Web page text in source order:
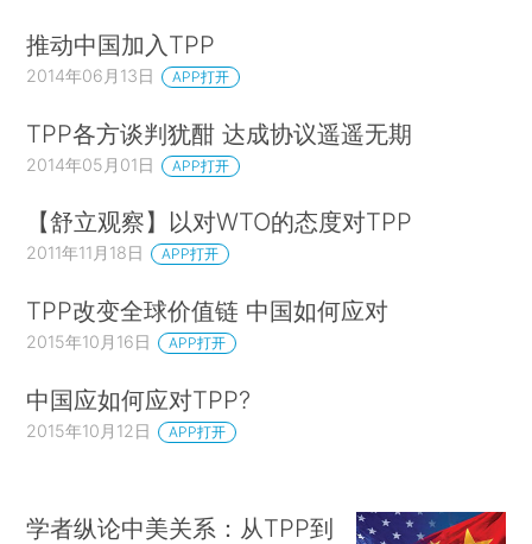
推动中国加入TPP
2014年06月13日 APP打开
TPP各方谈判犹酣 达成协议遥遥无期
2014年05月01日 APP打开
【舒立观察】以对WTO的态度对TPP
2011年11月18日 APP打开
TPP改变全球价值链 中国如何应对
2015年10月16日 APP打开
中国应如何应对TPP?
2015年10月12日 APP打开
学者纵论中美关系：从TPP到